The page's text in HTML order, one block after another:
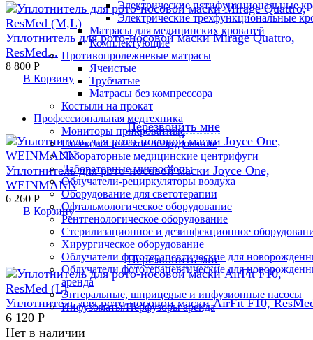
Электрические пятифункциональные
Электрические трехфункциональные
Матрасы для медицинских кроватей
Комплектующие
Противопролежневые матрасы
Ячеистые
Трубчатые
Матрасы без компрессора
Костыли на прокат
Профессиональная медтехника
Мониторы прикроватные
Гинекологическое оборудование
Лабораторные медицинские центрифуги
Лабораторные микроскопы
Облучатели-рециркуляторы воздуха
Оборудование для светотерапии
Офтальмологическое оборудование
Рентгенологическое оборудование
Стерилизационное и дезинфекционное
Хирургическое оборудование
Облучатели фототерапевтические для
Облучатели фототерапевтические для
аренда
Энтеральные, шприцевые и инфузионные насосы
Инфузоматы/Перфузоры аренда
Уплотнитель для рото-носовой маски Mirage Quattro,
ResMed...
8 800 Р
В Корзину
Перезвонить мне
Уплотнитель для рото-носовой маски Joyce One,
WEINMANN
6 260 Р
В Корзину
Перезвонить мне
Уплотнитель для рото-носовой маски AirFit F10,
6 120 Р
Нет в наличии